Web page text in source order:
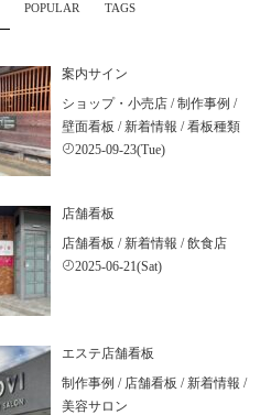
POPULAR TAGS
案内サイン
ショップ・小売店 /制作事例 /
壁面看板 /新着情報 /看板種類
2025-09-23(Tue)
店舗看板
店舗看板 /新着情報 /飲食店
2025-06-21(Sat)
エステ店舗看板
制作事例 / 店舗看板 /新着情報 /
美容サロン